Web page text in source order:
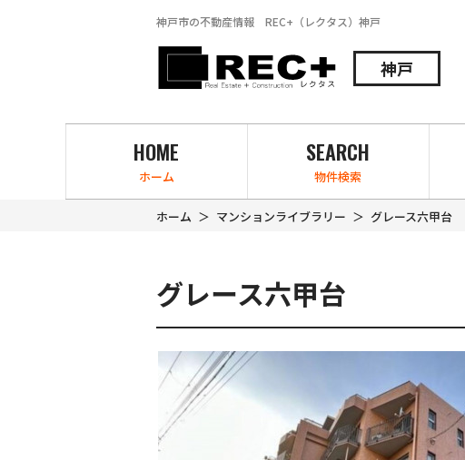
神戸市の不動産情報 REC+（レクタス）神戸
神戸
HOME
ホーム
SEARCH
物件検索
ホーム マンションライブラリー グレース六甲台
グレース六甲台